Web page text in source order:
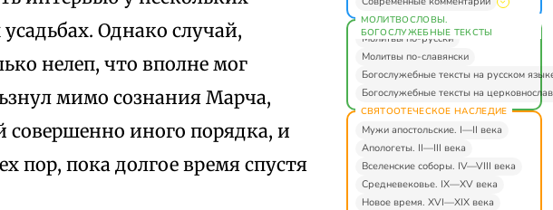
Однако случай,
нелеп, что вполне мог
мимо сознания Марча,
иного порядка, и
пор, пока долгое время спустя
МОЛИТВОСЛОВЫ.
БОГОСЛУЖЕБНЫЕ ТЕКСТЫ
Молитвы по-русски
Молитвы по-славянски
Богослужебные тексты на русском
Богослужебные тексты на
СВЯТООТЕЧЕСКОЕ НАСЛЕДИЕ
Мужи апостольские. I—II века
Апологеты. II—III века
Вселенские соборы. IV—VIII века
Средневековье. IX—XV века
Новое время. XVI—XIX века